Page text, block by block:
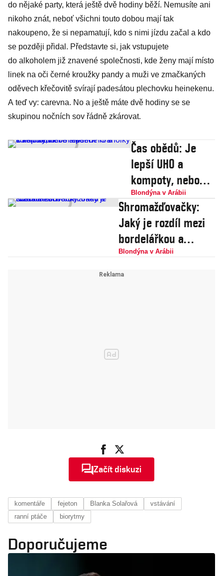
do nějaké party, která ještě dvě hodiny běží. Nemusíte ani
nikoho znát, neboť všichni touto dobou mají tak
nakoupeno, že si nepamatují, kdo s nimi jízdu začal a kdo
se později přidal. Představte si, jak vstupujete
do alkoholem již znavené společnosti, kde ženy mají místo
linek na oči černé kroužky pandy a muži ve zmačkaných
oděvech křečovitě svírají padesátou plechovku heinekenu.
A teď vy: carevna. No a ještě máte dvě hodiny se se
skupinou nočních sov řádně zkárovat.
Čas obědů: Je
lepší UHO a
kompoty, nebo
studené hranolky
s velbloudím
mlékem?
Blondýna v Arábii
Shromažďovačky:
Jaký je rozdíl mezi
bordelářkou a
sběratelkou?
Blondýna v Arábii
Začít diskuzi
komentáře fejeton Blanka Solařová
vstávání
ranní ptáče
biorytmy
Doporučujeme